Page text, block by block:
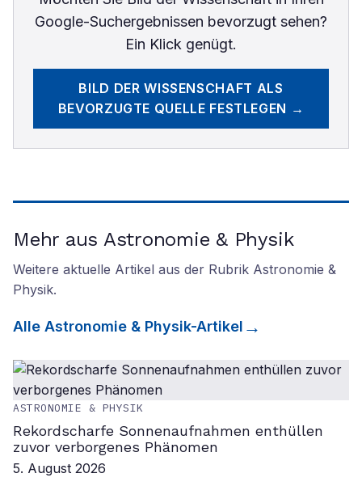
Google-Suchergebnissen bevorzugt sehen?
Ein Klick genügt.
BILD DER WISSENSCHAFT ALS
BEVORZUGTE QUELLE FESTLEGEN →
Mehr aus Astronomie & Physik
Weitere aktuelle Artikel aus der Rubrik Astronomie &
Physik.
Alle Astronomie & Physik-Artikel
ASTRONOMIE & PHYSIK
Rekordscharfe Sonnenaufnahmen enthüllen
zuvor verborgenes Phänomen
5. August 2026